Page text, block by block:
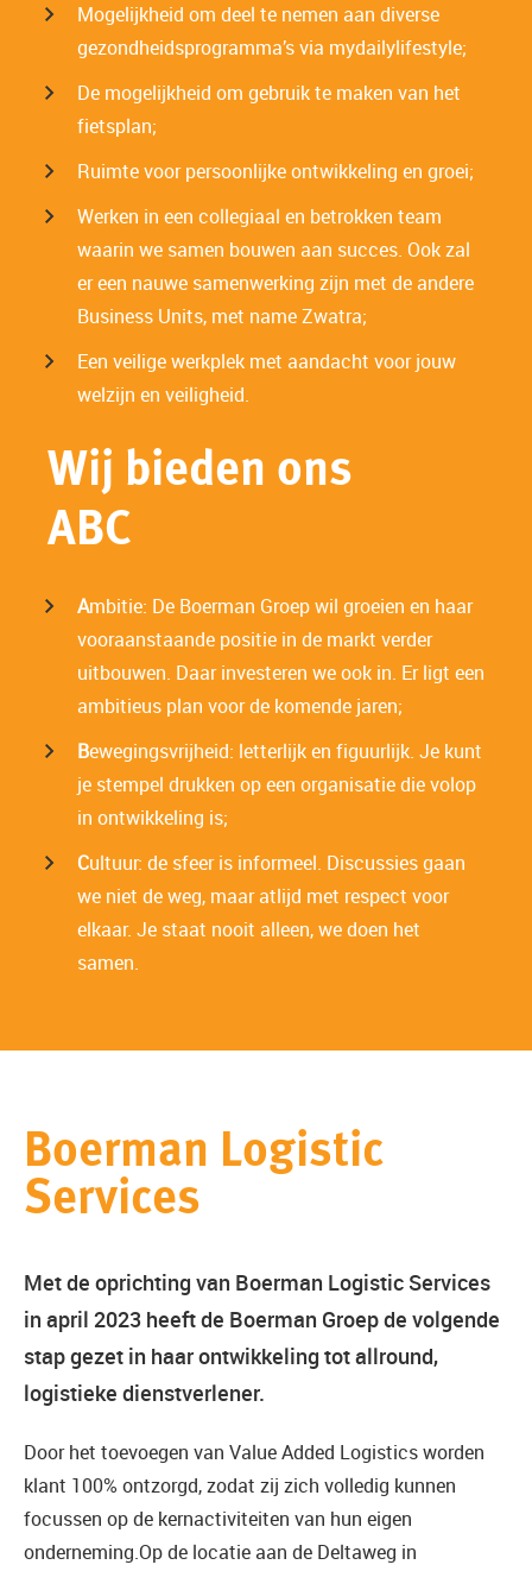
Mogelijkheid om deel te nemen aan diverse
gezondheidsprogramma’s via mydailylifestyle;
De mogelijkheid om gebruik te maken van het
fietsplan;
Ruimte voor persoonlijke ontwikkeling en groei;
Werken in een collegiaal en betrokken team
waarin we samen bouwen aan succes. Ook zal
er een nauwe samenwerking zijn met de andere
Business Units, met name Zwatra;
Een veilige werkplek met aandacht voor jouw
welzijn en veiligheid.
Wij bieden ons
ABC
Ambitie: De Boerman Groep wil groeien en haar
vooraanstaande positie in de markt verder
uitbouwen. Daar investeren we ook in. Er ligt een
ambitieus plan voor de komende jaren;
Bewegingsvrijheid: letterlijk en figuurlijk. Je kunt
je stempel drukken op een organisatie die volop
in ontwikkeling is;
Cultuur: de sfeer is informeel. Discussies gaan
we niet de weg, maar atlijd met respect voor
elkaar. Je staat nooit alleen, we doen het
samen.
Boerman Logistic
Services
Met de oprichting van Boerman Logistic Services
in april 2023 heeft de Boerman Groep de volgende
stap gezet in haar ontwikkeling tot allround,
logistieke dienstverlener.
Door het toevoegen van Value Added Logistics worden
klant 100% ontzorgd, zodat zij zich volledig kunnen
focussen op de kernactiviteiten van hun eigen
onderneming.Op de locatie aan de Deltaweg in